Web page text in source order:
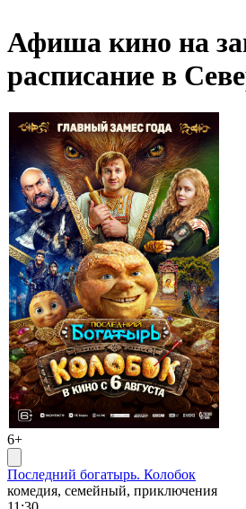
Афиша кино на
расписание в
6+
Последний богатырь. Колобок
комедия, семейный, приключения